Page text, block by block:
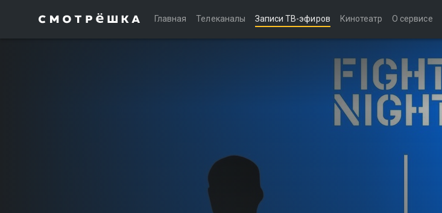
Главная Телеканалы Записи ТВ-эфиров Кинотеатр О сервисе